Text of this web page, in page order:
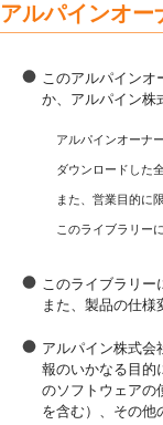
アルパインオ
このアルパインオ
か、アルパイン株
アルパインオーナ
ダウンロードした
また、営業目的に
このライブラリー
このライブラリー
また、製品の仕
アルパイン株式会
報のいかなる目的
のソフトウェアの
を含む）、その他